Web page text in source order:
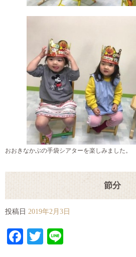
おおきなかぶの手袋シアターを楽しみました。
節分
投稿日 2019年2月3日
Facebook
Twitter